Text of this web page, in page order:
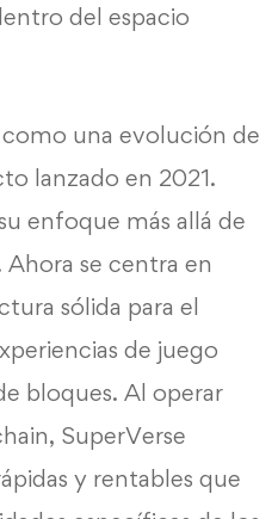
del espacio
una evolución de
lanzado en 2021.
enfoque más allá de
se centra en
sólida para el
de juego
bloques. Al operar
SuperVerse
y rentables que